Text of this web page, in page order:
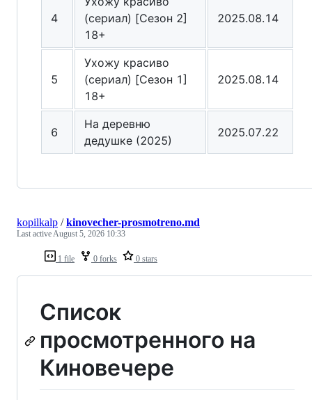
4
(сериал) [Сезон 2]
18+
2025.08.14
5
Ухожу красиво
(сериал) [Сезон 1]
18+
2025.08.14
6
На деревню
дедушке (2025)
2025.07.22
1 file 0 forks 0 stars
kopilkalp /kinovecher-prosmotreno.md
Last activeAugust 5, 2026 10:33
Список
просмотренного на
Киновечере